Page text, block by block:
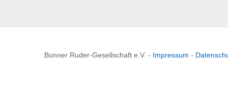
Bonner Ruder-Gesellschaft e.V. - Impressum -